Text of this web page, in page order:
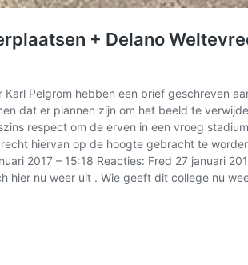
+ Delano
Pelgrom hebben een brief geschreven
dat er plannen zijn om het beeld te
respect om de erven in een vroeg
hiervan op de hoogte gebracht te
2017 – 15:18 Reacties: Fred 27 januari
nu weer uit . Wie geeft dit college nu